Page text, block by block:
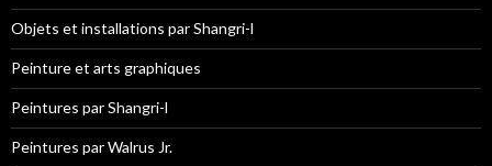
Objets et installations par Shangri-l
Peinture et arts graphiques
Peintures par Shangri-l
Peintures par Walrus Jr.